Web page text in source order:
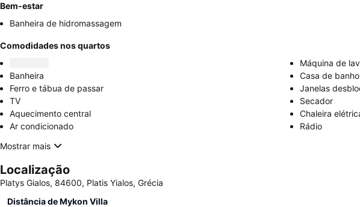
Bem-estar
Banheira de hidromassagem
Comodidades nos quartos
Máquina de
Banheira
Casa de
Ferro e tábua de passar
Janelas
TV
Secador
Aquecimento central
Chaleira
Ar condicionado
Rádio
Mostrar mais
Localização
Platys Gialos, 84600, Platis Yialos, Grécia
Distância de Mykon Villa